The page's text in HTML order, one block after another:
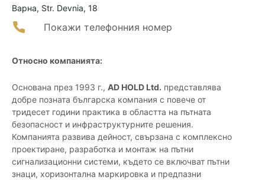
Варна, Str. Devnia, 18
Покажи телефонния номер
Относно компанията:
Основана през 1993 г., AD HOLD Ltd. представлява
добре позната българска компания с повече от
тридесет години практика в областта на пътната
безопасност и инфраструктурните решения.
Компанията развива дейност, свързана с комплексно
проектиране, разработка и монтаж на пътни
сигнализационни системи, където се включват пътни
знаци, хоризонтална маркировка и предпазни